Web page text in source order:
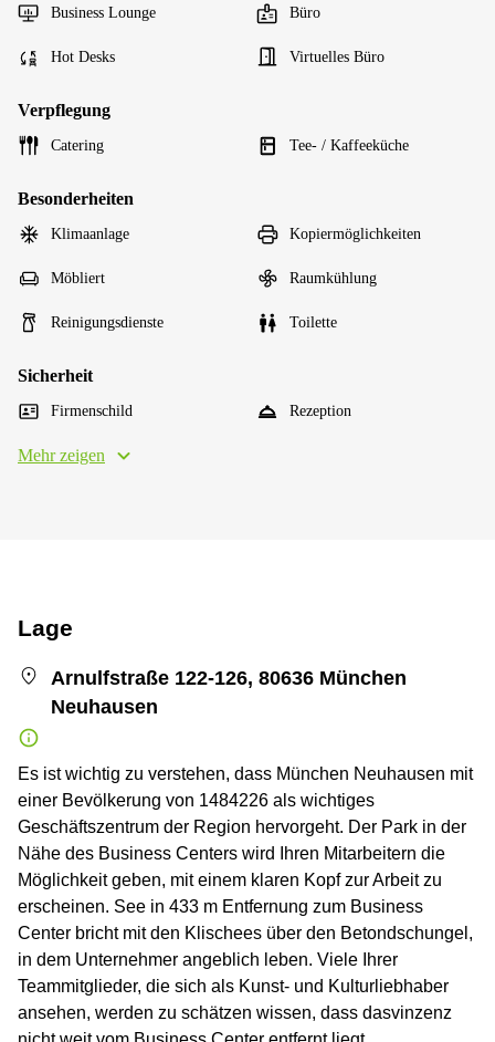
Business Lounge Büro
Hot Desks Virtuelles Büro
Verpflegung
Catering Tee- / Kaffeeküche
Besonderheiten
Klimaanlage Kopiermöglichkeiten
Möbliert Raumkühlung
Reinigungsdienste Toilette
Sicherheit
Firmenschild Rezeption
Mehr zeigen
Lage
Arnulfstraße 122-126, 80636 München
Neuhausen
Es ist wichtig zu verstehen, dass München Neuhausen mit
einer Bevölkerung von 1484226 als wichtiges
Geschäftszentrum der Region hervorgeht. Der Park in der
Nähe des Business Centers wird Ihren Mitarbeitern die
Möglichkeit geben, mit einem klaren Kopf zur Arbeit zu
erscheinen. See in 433 m Entfernung zum Business
Center bricht mit den Klischees über den Betondschungel,
in dem Unternehmer angeblich leben. Viele Ihrer
Teammitglieder, die sich als Kunst- und Kulturliebhaber
ansehen, werden zu schätzen wissen, dass dasvinzenz